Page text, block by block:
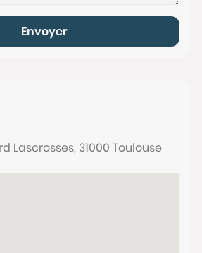
Envoyer
Lascrosses, 31000 Toulouse